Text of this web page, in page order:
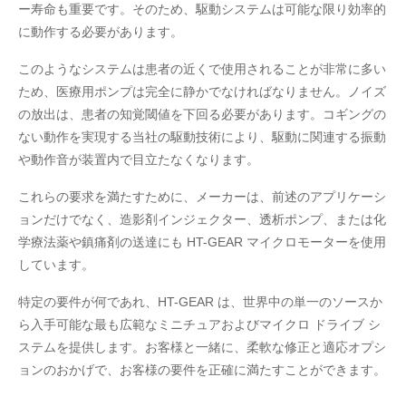
ー寿命も重要です。そのため、駆動システムは可能な限り効率的
に動作する必要があります。
このようなシステムは患者の近くで使用されることが非常に多い
ため、医療用ポンプは完全に静かでなければなりません。ノイズ
の放出は、患者の知覚閾値を下回る必要があります。コギングの
ない動作を実現する当社の駆動技術により、駆動に関連する振動
や動作音が装置内で目立たなくなります。
これらの要求を満たすために、メーカーは、前述のアプリケーシ
ョンだけでなく、造影剤インジェクター、透析ポンプ、または化
学療法薬や鎮痛剤の送達にも HT-GEAR マイクロモーターを使用
しています。
特定の要件が何であれ、HT-GEAR は、世界中の単一のソースか
ら入手可能な最も広範なミニチュアおよびマイクロ ドライブ シ
ステムを提供します。お客様と一緒に、柔軟な修正と適応オプシ
ョンのおかげで、お客様の要件を正確に満たすことができます。